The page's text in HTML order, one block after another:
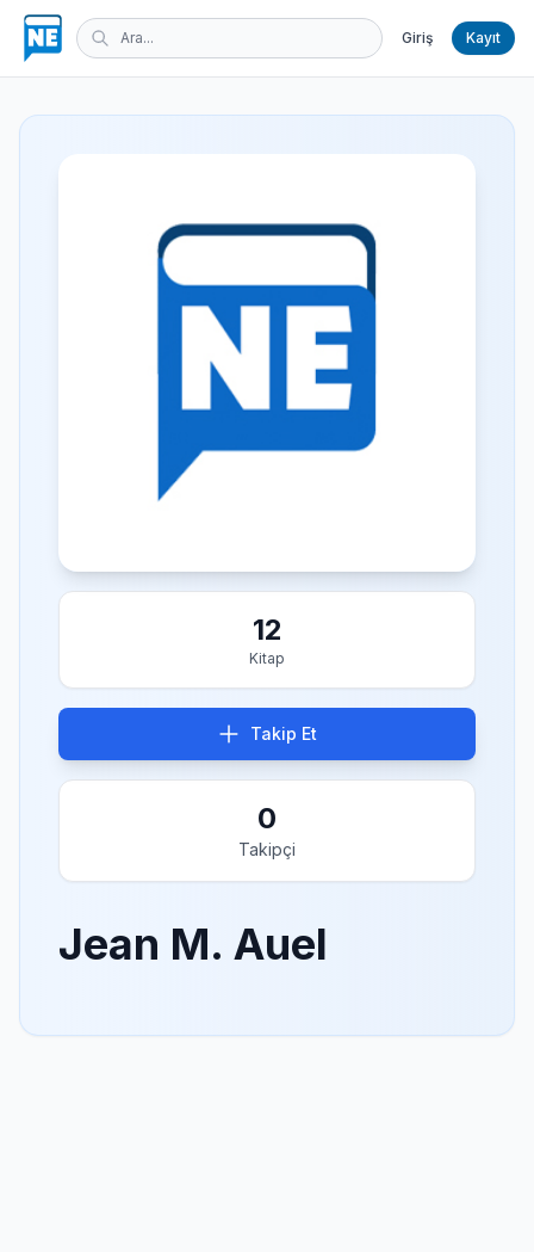
Giriş Kayıt
12
Kitap
Takip Et
0
Takipçi
Jean M. Auel